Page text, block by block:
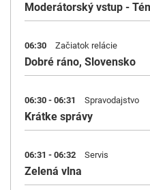
Moderátorský vstup -
06:30 Začiatok relácie
Dobré ráno, Slovensko
06:30 - 06:31 Spravodajstvo
Krátke správy
06:31 - 06:32 Servis
Zelená vlna